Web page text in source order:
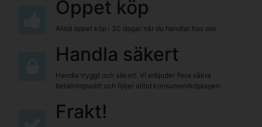
Öppet köp
Alltid öppet köp i 30 dagar när du handlar hos oss
Handla säkert
Handla tryggt och säkert. Vi erbjuder flera säkra
betalningssätt och följer alltid konsumentköplagen.
Frakt!